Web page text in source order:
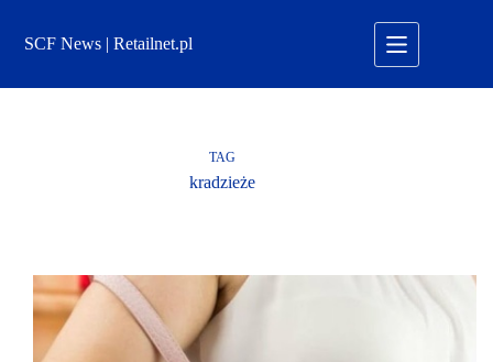
treściSCF News | Retailnet.pl
TAG
kradzieże